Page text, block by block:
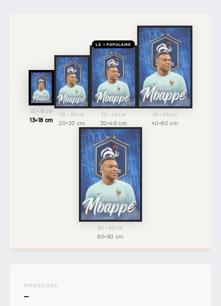
13 × 18 cm
13×18 cm
20 × 30 cm
20×30 cm
LE + POPULAIRE
30 × 40 cm
30×40 cm
40 × 60 cm
40×60 cm
60 × 90 cm
60×90 cm
DIMENSIONS
—